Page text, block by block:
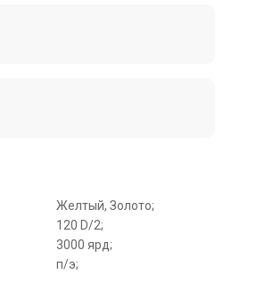
Желтый, Золото;
120 D/2;
3000 ярд;
п/э;